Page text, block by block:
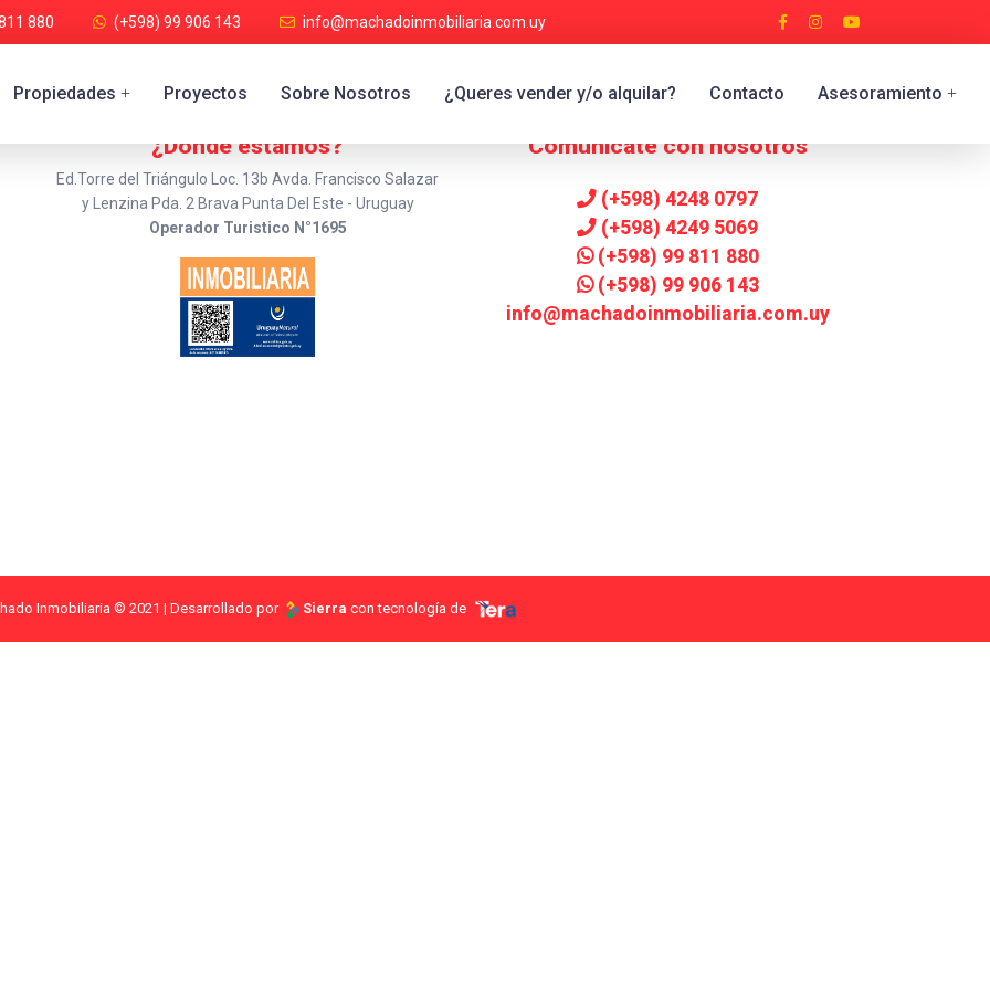
880 (+598) 99 906 143 info@machadoinmobiliaria.com.uy
Propiedades + Proyectos Sobre Nosotros ¿Queres vender y/o alquilar? Contacto Asesoramiento +
¿Donde estamos?
Ed.Torre del Triángulo Loc. 13b Avda. Francisco Salazar
y Lenzina Pda. 2 Brava Punta Del Este - Uruguay
Operador Turistico N°1695
Comunicate con nosotros
(+598) 4248 0797
(+598) 4249 5069
(+598) 99 811 880
(+598) 99 906 143
info@machadoinmobiliaria.com.uy
Inmobiliaria © 2021 | Desarrollado por Sierra con tecnología de